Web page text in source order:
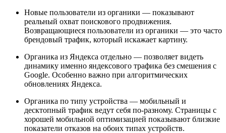
Новые пользователи из органики — показывают
реальный охват поискового продвижения.
Возвращающиеся пользователи из органики — это часто
брендовый трафик, который искажает картину.
Органика из Яндекса отдельно — позволяет видеть
динамику именно яндексового трафика без смешения с
Google. Особенно важно при алгоритмических
обновлениях Яндекса.
Органика по типу устройства — мобильный и
десктопный трафик ведут себя по-разному. Страницы с
хорошей мобильной оптимизацией показывают близкие
показатели отказов на обоих типах устройств.